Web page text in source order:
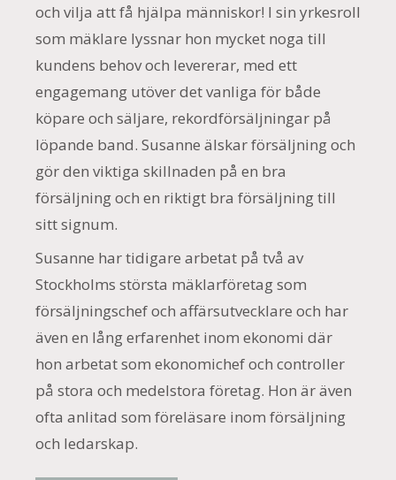
och vilja att få hjälpa människor! I sin yrkesroll
som mäklare lyssnar hon mycket noga till
kundens behov och levererar, med ett
engagemang utöver det vanliga för både
köpare och säljare, rekordförsäljningar på
löpande band. Susanne älskar försäljning och
gör den viktiga skillnaden på en bra
försäljning och en riktigt bra försäljning till
sitt signum.
Susanne har tidigare arbetat på två av
Stockholms största mäklarföretag som
försäljningschef och affärsutvecklare och har
även en lång erfarenhet inom ekonomi där
hon arbetat som ekonomichef och controller
på stora och medelstora företag. Hon är även
ofta anlitad som föreläsare inom försäljning
och ledarskap.